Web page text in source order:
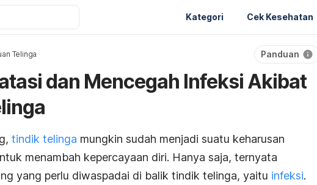
Kategori Cek Kesehatan
Telinga Panduan
dan Mencegah Infeksi Akibat
tindik telinga mungkin sudah menjadi suatu keharusan
menambah kepercayaan diri. Hanya saja, ternyata
yang perlu diwaspadai di balik tindik telinga, yaitu infeksi.